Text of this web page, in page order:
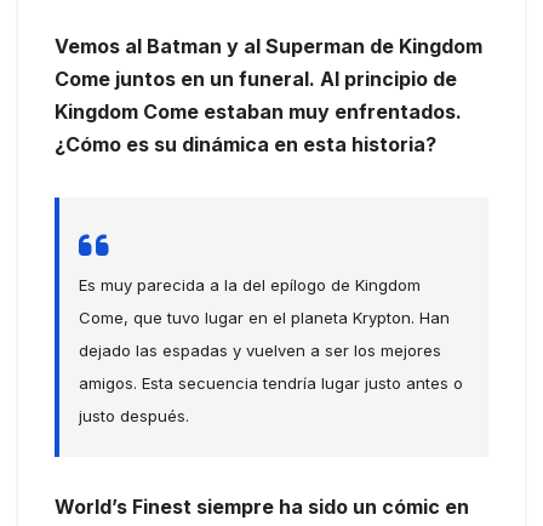
Vemos al Batman y al Superman de Kingdom
Come juntos en un funeral. Al principio de
Kingdom Come estaban muy enfrentados.
¿Cómo es su dinámica en esta historia?
Es muy parecida a la del epílogo de Kingdom
Come, que tuvo lugar en el planeta Krypton. Han
dejado las espadas y vuelven a ser los mejores
amigos. Esta secuencia tendría lugar justo antes o
justo después.
World’s Finest siempre ha sido un cómic en